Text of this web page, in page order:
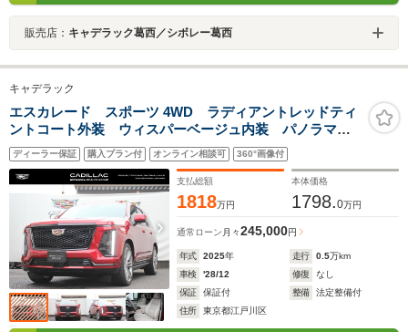
販売店： キャデラック葛西／シボレー葛西
キャデラック
エスカレード スポーツ 4WD ラディアントレッドティ
ントコート外装 ウィスパーベージュ内装 パノラマサ
ンルーフ シートヒーターベンチレーション アダプテ
ィブクルーズ 前席シートマッサージ アップルカープ
レイ・androidオート
ディーラー保証 購入プラン付 オンライン相談可 360°画像付
支払総額
1818万円
本体価格
1798.0万円
通常ローン 月々245,000円
年式 2025年 走行 0.5万km
車検
'28/12 修復
なし
保証
保証付 整備
法定整備付
住所
東京都江戸川区